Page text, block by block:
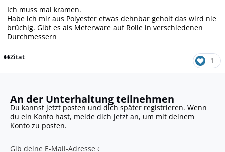
Ich muss mal kramen.
Habe ich mir aus Polyester etwas dehnbar geholt das wird nie
brüchig. Gibt es als Meterware auf Rolle in verschiedenen
Durchmessern
Zitat 1
An der Unterhaltung teilnehmen
Du kannst jetzt posten und dich später registrieren. Wenn
du ein Konto hast, melde dich jetzt an, um mit deinem
Konto zu posten.